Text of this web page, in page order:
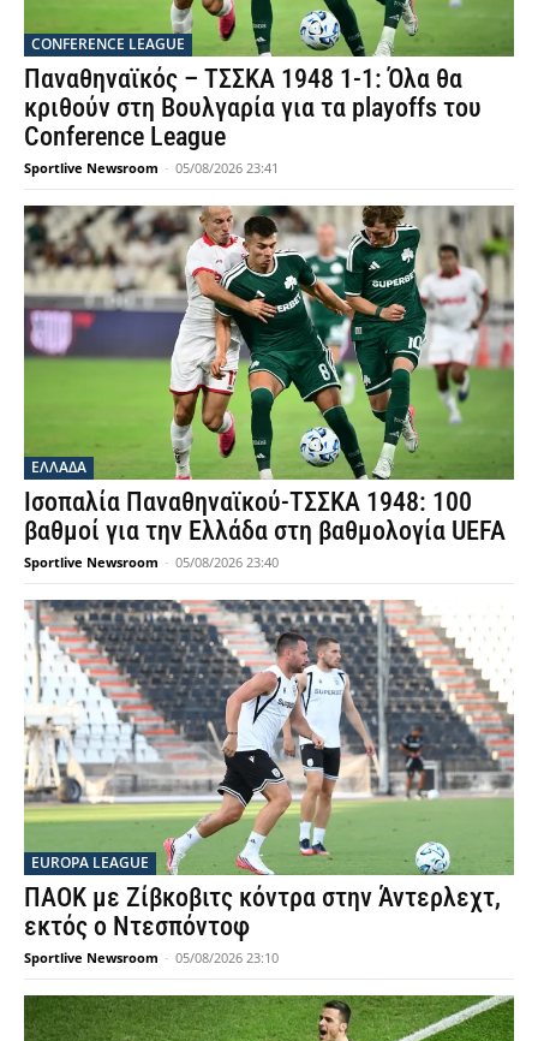
CONFERENCE LEAGUE
Παναθηναϊκός – ΤΣΣΚΑ 1948 1-1: Όλα θα
κριθούν στη Βουλγαρία για τα playoffs του
Conference League
Sportlive Newsroom - 05/08/2026 23:41
ΕΛΛΑΔΑ
Ισοπαλία Παναθηναϊκού-ΤΣΣΚΑ 1948: 100
βαθμοί για την Ελλάδα στη βαθμολογία UEFA
Sportlive Newsroom - 05/08/2026 23:40
EUROPA LEAGUE
ΠΑΟΚ με Ζίβκοβιτς κόντρα στην Άντερλεχτ,
εκτός ο Ντεσπόντοφ
Sportlive Newsroom - 05/08/2026 23:10